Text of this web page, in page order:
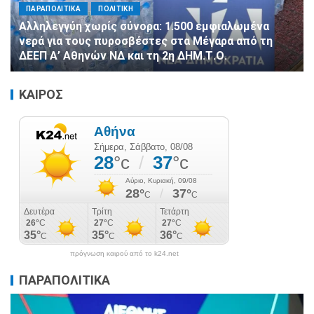
ΠΑΡΑΠΟΛΙΤΙΚΑ ΠΟΛΙΤΙΚΗ
Αλληλεγγύη χωρίς σύνορα: 1.500 εμφιαλωμένα
νερά για τους πυροσβέστες στα Μέγαρα από τη
ΔΕΕΠ Α’ Αθηνών ΝΔ και τη 2η ΔΗΜ.Τ.Ο.
ΚΑΙΡΟΣ
πρόγνωση καιρού από το k24.net
ΠΑΡΑΠΟΛΙΤΙΚΑ